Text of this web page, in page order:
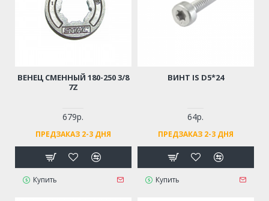
ВЕНЕЦ СМЕННЫЙ 180-250 3/8
7Z
679р.
ПРЕДЗАКАЗ 2-3 ДНЯ
Купить
ВИНТ IS D5*24
64р.
ПРЕДЗАКАЗ 2-3 ДНЯ
Купить